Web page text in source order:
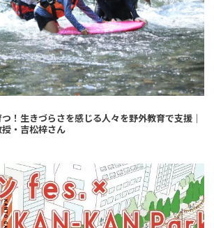
！生きづらさを感じる人々を野外教育で支援｜
・吉松梓さん